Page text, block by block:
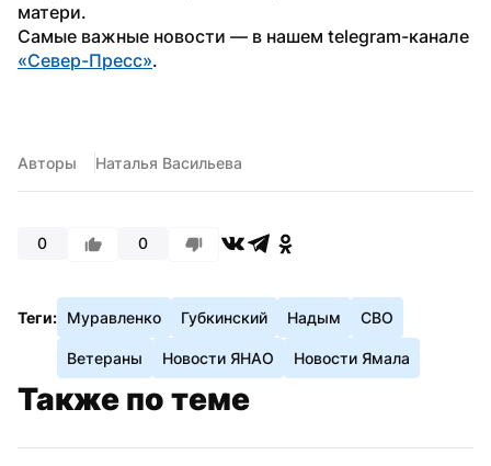
матери.
«Север-Пресс».
Авторы Наталья Васильева
0 0
Теги: Муравленко Губкинский Надым СВО
Ветераны Новости ЯНАО Новости Ямала
Также по теме